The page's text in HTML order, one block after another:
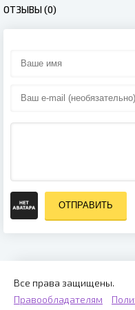
ОТЗЫВЫ (0)
ОТПРАВИТЬ
Все права защищены.
Правообладателям